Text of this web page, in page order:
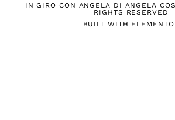
IN GIRO CON ANGELA DI ANGELA
RIGHTS RESERVED
BUILT WITH